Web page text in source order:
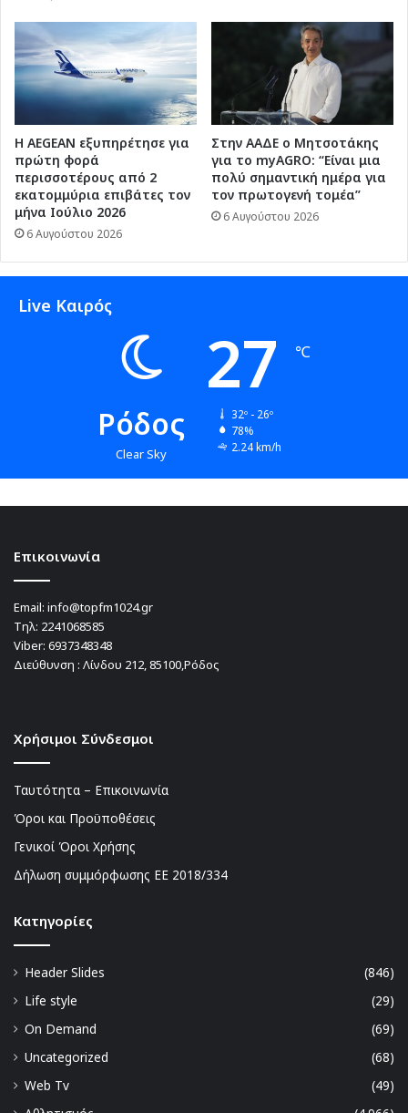
Η AEGEAN εξυπηρέτησε για
πρώτη φορά
περισσοτέρους από 2
εκατομμύρια επιβάτες τον
μήνα Ιούλιο 2026
6 Αυγούστου 2026
Στην ΑΑΔΕ ο Μητσοτάκης
για το myAGRO: “Είναι μια
πολύ σημαντική ημέρα για
τον πρωτογενή τομέα”
6 Αυγούστου 2026
Live Καιρός
Ρόδος
Clear Sky
27 ℃
32º - 26º
78%
2.24 km/h
Επικοινωνία
Email: info@topfm1024.gr
Τηλ: 2241068585
Viber: 6937348348
Διεύθυνση : Λίνδου 212, 85100,Ρόδος
Χρήσιμοι Σύνδεσμοι
Ταυτότητα – Επικοινωνία
Όροι και Προϋποθέσεις
Γενικοί Όροι Χρήσης
Δήλωση συμμόρφωσης ΕΕ 2018/334
Kατηγορίες
Header Slides
(846)
Life style
(29)
On Demand
(69)
Uncategorized
(68)
Web Tv
(49)